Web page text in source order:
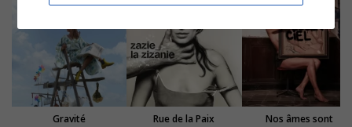
Gravité Rue de la Paix Nos âmes sont